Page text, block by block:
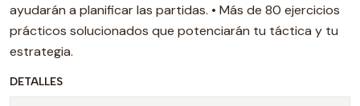
ayudarán a planificar las partidas. • Más de 80 ejercicios
prácticos solucionados que potenciarán tu táctica y tu
estrategia.
DETALLES